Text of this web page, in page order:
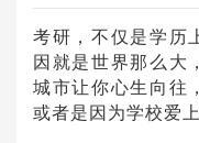
考研，不仅是学历
因就是世界那么大
城市让你心生向往
或者是因为学校爱